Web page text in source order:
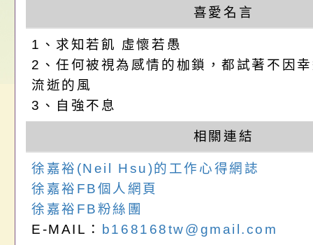
前教育署辦理性別
置課程與教學人才庫
畫」一案， 請教師
請，請查照。
轉知:桃園市交通局
減碳存摺2.0」全民
桃園市政府家庭教育
年度祖孫樂淘桃－祖
祝活動」海報電子檔
位協助鼓勵所屬同仁
關（構）、學校、民
名參加，請查照
轉知有關銓敘部建置
員退休所得重審後實
算器」，公立學校退
亦可利用
喜愛名言
1、求知若飢 虛懷若愚
2、任何被視為感情的枷鎖，都試著不因
流逝的風
3、自強不息
相關連結
徐嘉裕(Neil Hsu)的工作心得網誌
徐嘉裕FB個人網頁
徐嘉裕FB粉絲團
E-MAIL：
b168168tw@gmail.com